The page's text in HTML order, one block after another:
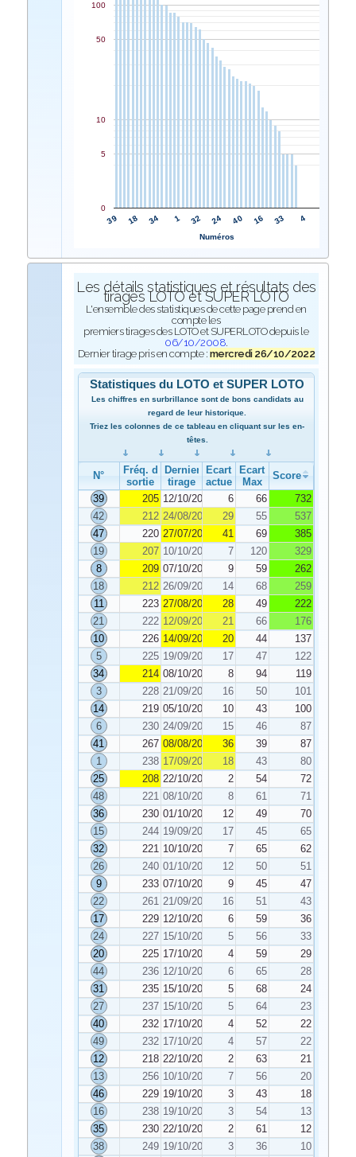
39 18 34 1 32 24 40 16 33 4
0
5
10
50
100
Numéros
Les détails statistiques et résultats des
tirages LOTO et SUPER LOTO
L'ensemble des statistiques de cette page prend en
compte les
premiers tirages des LOTO et SUPERLOTO depuis le
06/10/2008.
Dernier tirage pris en compte : mercredi 26/10/2022
Statistiques du LOTO et SUPER LOTO
Les chiffres en surbrillance sont de bons candidats au
regard de leur historique.
Triez les colonnes de ce tableau en cliquant sur les en-
têtes.
N°
Fréq. de
sortie
Dernier
tirage
Ecart
actuel
Ecart
Max
Score
39
205 12/10/2022 6 66
732
42
212 24/08/2022 29 55
537
47
220 27/07/2022 41 69
385
19
207 10/10/2022 7 120
329
8
209 07/10/2022 9 59
262
18
212 26/09/2022 14 68
259
11
223 27/08/2022 28 49
222
21
222 12/09/2022 21 66
176
10
226 14/09/2022 20 44
137
5
225 19/09/2022 17 47
122
34
214 08/10/2022 8 94
119
3
228 21/09/2022 16 50
101
14
219 05/10/2022 10 43
100
6
230 24/09/2022 15 46
87
41
267 08/08/2022 36 39
87
1
238 17/09/2022 18 43
80
25
208 22/10/2022 2 54
72
48
221 08/10/2022 8 61
71
36
230 01/10/2022 12 49
70
15
244 19/09/2022 17 45
65
32
221 10/10/2022 7 65
62
26
240 01/10/2022 12 50
51
9
233 07/10/2022 9 45
47
22
261 21/09/2022 16 51
43
17
229 12/10/2022 6 59
36
24
227 15/10/2022 5 56
33
20
225 17/10/2022 4 59
29
44
236 12/10/2022 6 65
28
31
235 15/10/2022 5 68
24
27
237 15/10/2022 5 64
23
40
232 17/10/2022 4 52
22
49
232 17/10/2022 4 57
22
12
218 22/10/2022 2 63
21
13
256 10/10/2022 7 56
20
46
229 19/10/2022 3 43
18
16
238 19/10/2022 3 54
13
35
230 22/10/2022 2 61
12
38
249 19/10/2022 3 36
10